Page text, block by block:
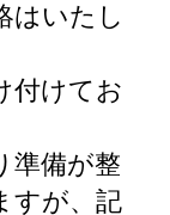
はいたし
付けてお
準備が整
すが、記